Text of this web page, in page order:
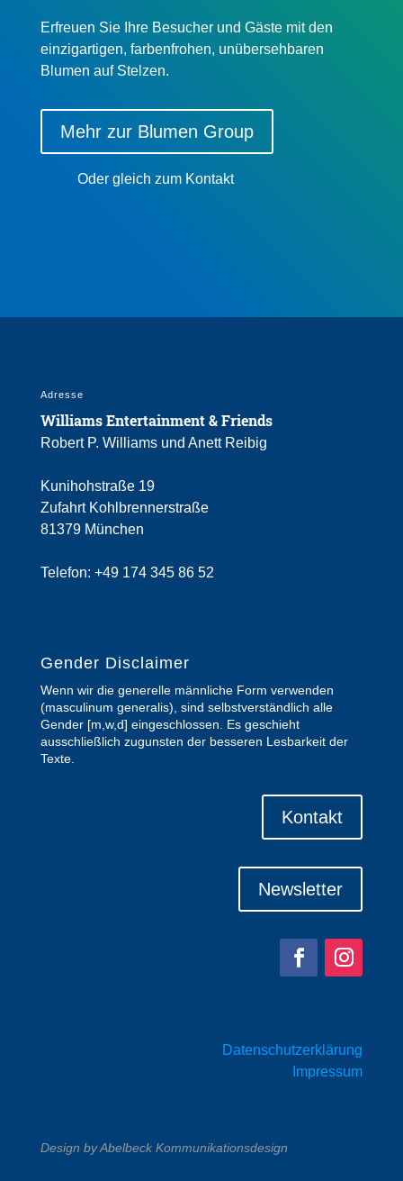
Erfreu­en Sie Ihre Besucher und Gäste mit den
einzig­ar­ti­gen, farben­fro­hen, unüber­seh­ba­ren
Blumen auf Stelzen.
Mehr zur Blumen Group
Oder gleich zum Kontakt
Adresse
Williams Entertainment & Friends
Robert P. Williams und Anett Reibig
Kunihohstraße 19
Zufahrt Kohlbrennerstraße
81379 München
Telefon: ‭+49 174 345 86 52‬
Gender Disclaimer
Wenn wir die generelle männliche Form verwenden
(masculinum generalis), sind selbstverständlich alle
Gender [m,w,d] eingeschlossen. Es geschieht
ausschließlich zugunsten der besseren Lesbarkeit der
Texte.
Kontakt
Newsletter
Datenschutzerklärung
Impressum
Design by Abelbeck Kommunikationsdesign